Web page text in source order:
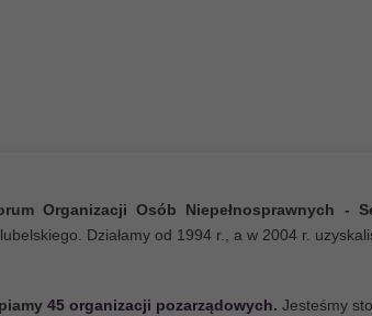
Organizacji Osób Niepełnosprawnych -
Działamy od 1994 r., a w 2004 r.
45 organizacji pozarządowych. Jesteśmy